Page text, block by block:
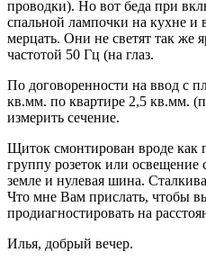
проводки). Но вот беда при
спальной лампочки на кухне и
мерцать. Они не светят так же
частотой 50 Гц (на глаз.
По договоренности на ввод с
кв.мм. по квартире 2,5 кв.мм.
измерить сечение.
Щиток смонтирован вроде как
группу розеток или
земле и нулевая шина.
Что мне Вам прислать, чтобы
продиагностировать на
Илья, добрый вечер.